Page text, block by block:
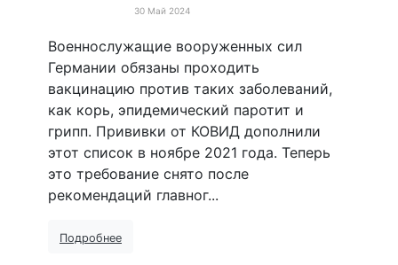
30 Май 2024
Военнослужащие вооруженных сил
Германии обязаны проходить
вакцинацию против таких заболеваний,
как корь, эпидемический паротит и
грипп. Прививки от КОВИД дополнили
этот список в ноябре 2021 года. Теперь
это требование снято после
рекомендаций главног...
Подробнее